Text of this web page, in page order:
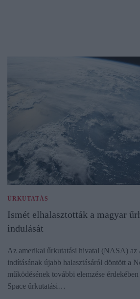
ŰRKUTATÁS
Ismét elhalasztották a magyar
indulását
Az amerikai űrkutatási hivatal (NASA) az
indításának újabb halasztásáról döntött a
működésének további elemzése
Space űrkutatási…